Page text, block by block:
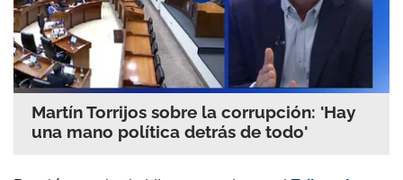
Martín Torrijos sobre la corrupción: 'Hay
una mano política detrás de todo'